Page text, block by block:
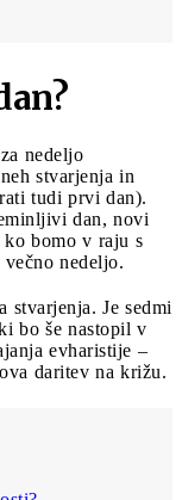
nedeljo
stvarjenja in
tudi prvi dan).
dan, novi
ko bomo v raju s
nedeljo.
stvarjenja. Je sedmi
bo še nastopil v
evharistije –
daritev na križu.